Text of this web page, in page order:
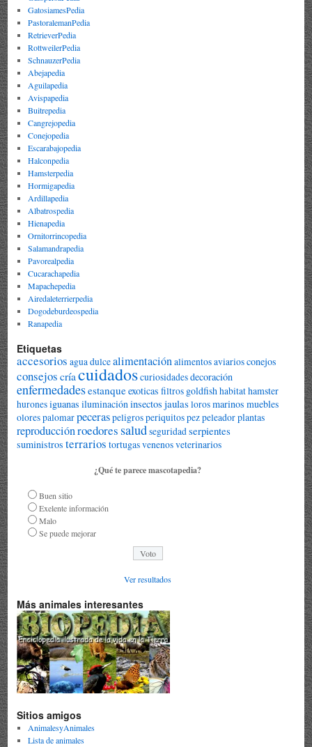
GatosiamesPedia
PastoralemanPedia
RetrieverPedia
RottweilerPedia
SchnauzerPedia
Abejapedia
Aguilapedia
Avispapedia
Buitrepedia
Cangrejopedia
Conejopedia
Escarabajopedia
Halconpedia
Hamsterpedia
Hormigapedia
Ardillapedia
Albatrospedia
Hienapedia
Ornitorrincopedia
Salamandrapedia
Pavorealpedia
Cucarachapedia
Mapachepedia
Airedaleterrierpedia
Dogodeburdeospedia
Ranapedia
Etiquetas
accesorios agua dulcealimentaciónalimentosaviariosconejos
consejos cría cuidadoscuriosidadesdecoración
enfermedadesestanqueexoticas filtros goldfish habitathamster
huronesiguanas iluminación insectos jaulas lorosmarinos muebles
olorespalomarpeceraspeligrosperiquitospez peleadorplantas
reproducciónroedores saludseguridad serpientes
suministros terrarios tortugasvenenosveterinarios
¿Qué te parece mascotapedia?
Buen sitio
Exelente información
Malo
Se puede mejorar
Ver resultados
Más animales interesantes
Sitios amigos
AnimalesyAnimales
Lista de animales